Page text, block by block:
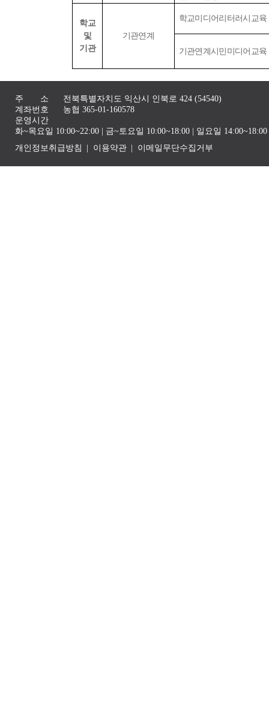
학교
및
기관
기관연계
학교미디어리터러시교육
기관연계시민미디어교육
주 소
전북특별자치도 익산시 인북로 424 (54540)
계좌번호
농협 365-01-160578
운영시간
화~목요일 10:00~22:00 | 금~토요일 10:00~18:00 | 일요일
개인정보취급방침
이용약관 이메일무단수집거부